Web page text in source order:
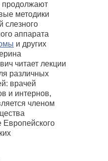
продолжают
методики
слезного
аппарата
и других
читает лекции
различных
врачей
и интернов,
членом
Европейского